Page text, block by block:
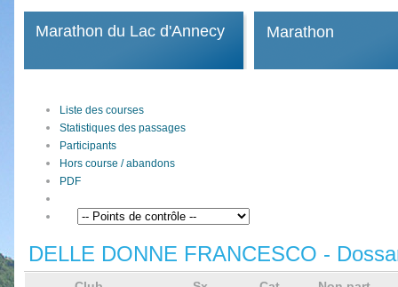
Marathon du Lac d'Annecy Marathon
Liste des courses
Statistiques des passages
Participants
Hors course / abandons
PDF
DELLE DONNE FRANCESCO -